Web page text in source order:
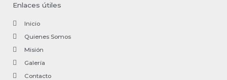
Enlaces útiles
Inicio
Quienes Somos
Misión
Galería
Contacto